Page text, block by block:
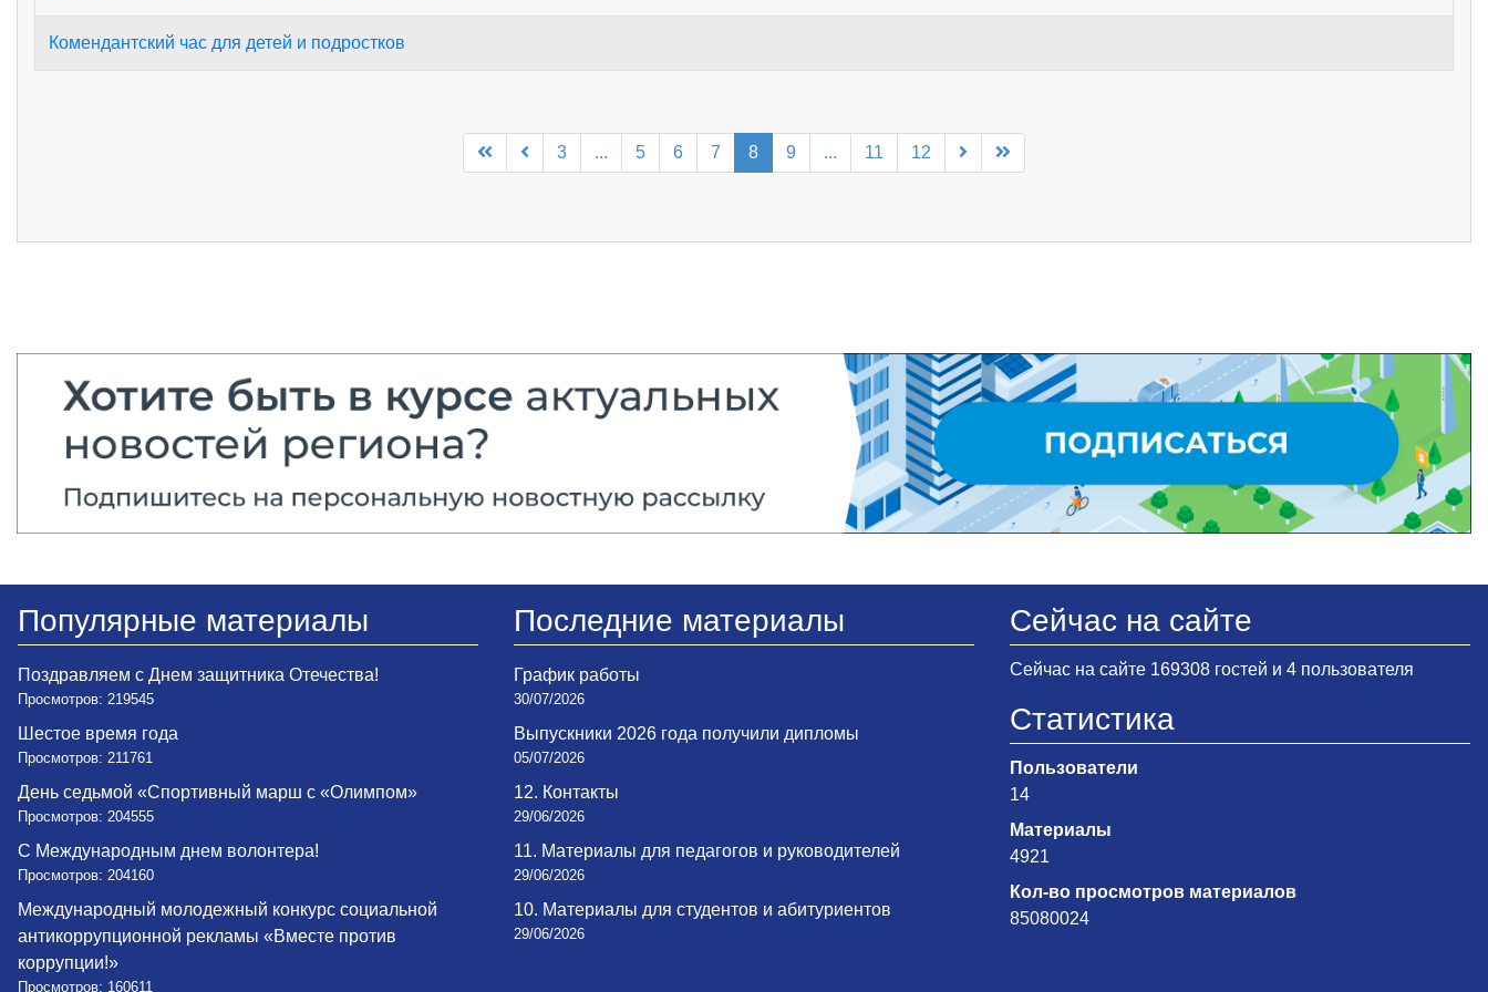
Комендантский час для детей и подростков
3 ... 5 6 7 8 9 ... 11 12
Популярные материалы
Поздравляем с Днем защитника Отечества!
Просмотров: 219545
Шестое время года
Просмотров: 211761
День седьмой «Спортивный марш с «Олимпом»
Просмотров: 204555
С Международным днем волонтера!
Просмотров: 204160
Международный молодежный конкурс социальной
антикоррупционной рекламы «Вместе против
коррупции!»
Просмотров: 160611
Последние материалы
График работы
30/07/2026
Выпускники 2026 года получили дипломы
05/07/2026
12. Контакты
29/06/2026
11. Материалы для педагогов и руководителей
29/06/2026
10. Материалы для студентов и абитуриентов
29/06/2026
Сейчас на сайте
Сейчас на сайте 169308 гостей и 4 пользователя
Статистика
Пользователи
14
Материалы
4921
Кол-во просмотров материалов
85080024